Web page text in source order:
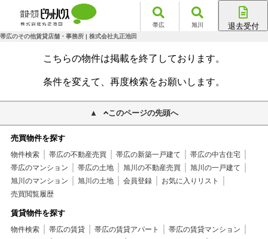
帯広 旭川 退去受付
帯広のその他賃貸店舗・事務所 | 株式会社丸正池田
こちらの物件は掲載を終了しております。
条件を変えて、再度検索をお願いします。
このページの先頭へ
売買物件を探す
物件検索 帯広の不動産売買 帯広の新築一戸建て
帯広の中古住宅
帯広のマンション
帯広の土地 旭川の不動産売買
旭川の一戸建て
旭川のマンション
旭川の土地 会員登録
お気に入りリスト
売買閲覧履歴
賃貸物件を探す
物件検索 帯広の賃貸 帯広の賃貸アパート
帯広の賃貸マンション